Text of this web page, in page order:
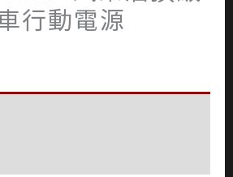
行動電源